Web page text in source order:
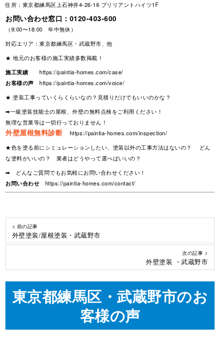
住所：東京都練馬区上石神井4-26-16 ブリリアントハイツ1F
お問い合わせ窓口： 0120-403-600
（9:00〜18:00 年中無休）
対応エリア：東京都練馬区・武蔵野市、他
★ 地元のお客様の施工実績多数掲載！
施工実績
https://paintia-homes.com/case/
お客様の声
https://paintia-homes.com/voice/
★ 塗装工事っていくらくらいなの？見積りだけでもいいのかな？
➡一級塗装技能士の屋根、外壁の無料点検をご利用ください！
無理な営業等は一切行っておりません！
外壁屋根無料診断
https://paintia-homes.com/inspection/
★色を塗る前にシミュレーションしたい、塗装以外の工事方法はないの？ どん
な塗料がいいの？ 業者はどうやって選べばいいの？
➡ どんなご質問でもお気軽にお問い合わせください！
お問い合わせ
https://paintia-homes.com/contact/
< 前の記事
外壁塗装/屋根塗装・武蔵野市
次の記事 >
外壁塗装 ・武蔵野市
東京都練馬区・武蔵野市のお
客様の声